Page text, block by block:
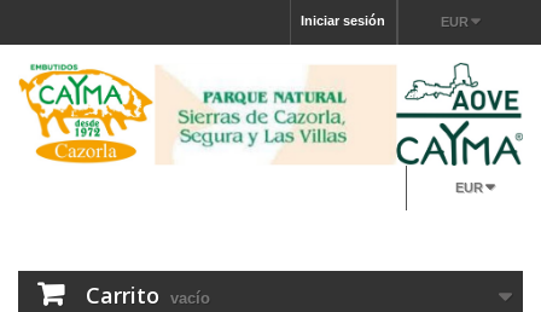
EUR
Iniciar sesión
EUR
Carrito vacío